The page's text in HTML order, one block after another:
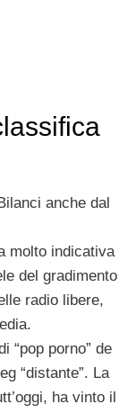
anche dal
molto indicativa
del gradimento
radio libere,
“pop porno” de
“distante”. La
ha vinto il